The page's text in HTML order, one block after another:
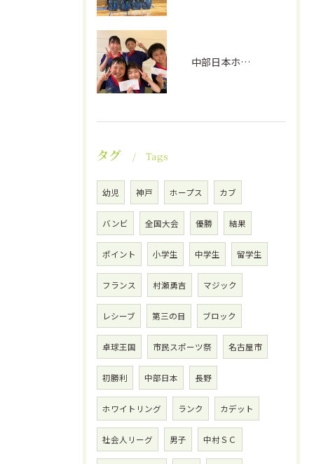
中部日本ホープス、カブ予選
タグ Tags
幼児 神戸 ホープス カブ
バンビ 全国大会 優勝 結果
ポイント 小学生 中学生 留学生
フランス 村瀬勇吉 マジック
レシーブ 第三の目 ブロック
卓球王国 市民スポーツ祭 名古屋市
初勝利 中部日本 長野
ホワイトリング ランク カデット
社会人リーグ 男子 中村ＳＣ